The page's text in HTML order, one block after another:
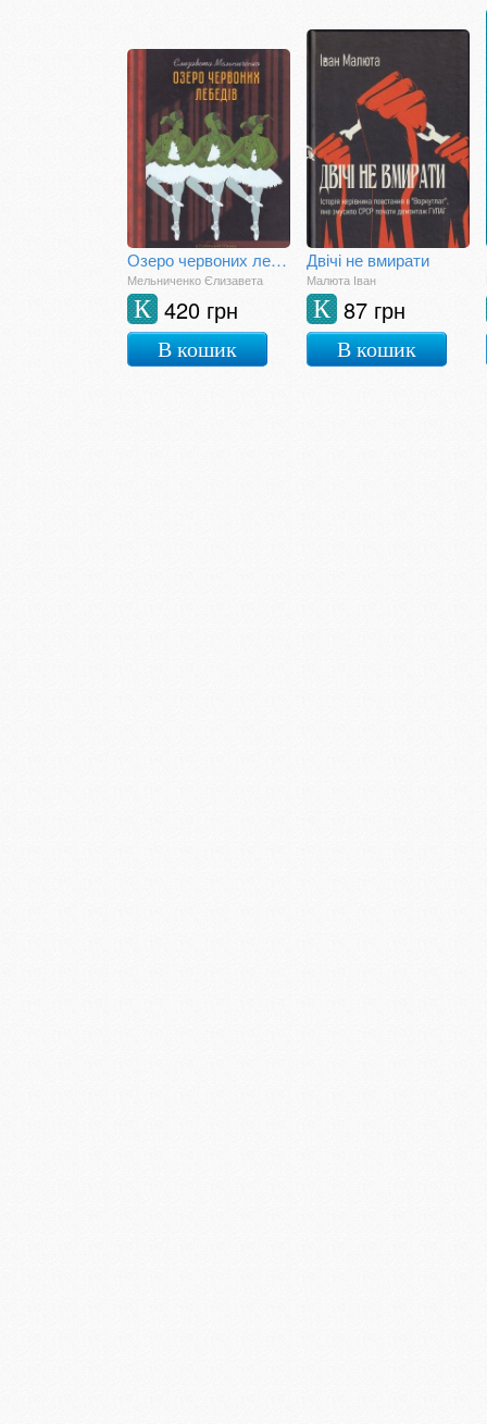
Озеро червоних лебедів
Мельниченко Єлизавета
420 грн
К
В кошик
Двічі не вмирати
Малюта Іван
87 грн
К
В кошик